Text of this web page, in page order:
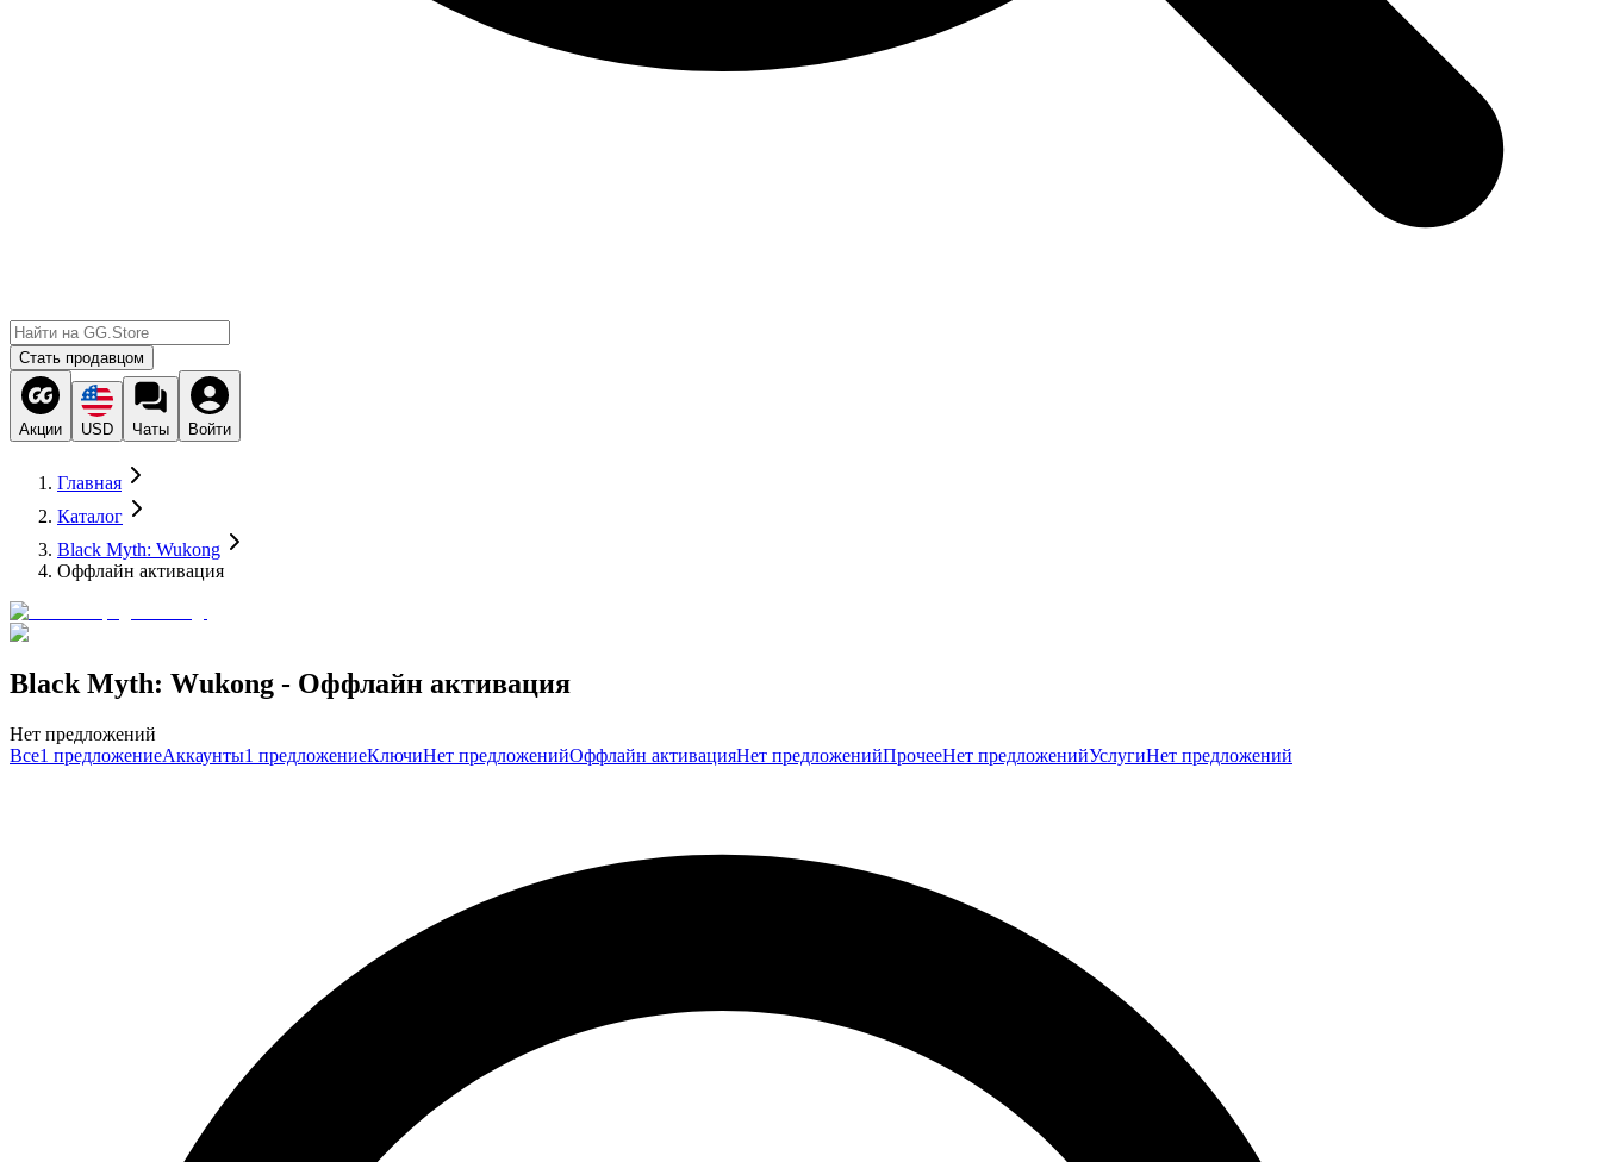
Стать продавцом
Акции USD Чаты Войти
Главная
Каталог
Black Myth: Wukong
Оффлайн активация
Black Myth: Wukong - Оффлайн активация
Нет предложений
Все1 предложениеАккаунты1 предложениеКлючиНет предложенийОффлайн активацияНет предложенийПрочееНет предложенийУслугиНет предложений